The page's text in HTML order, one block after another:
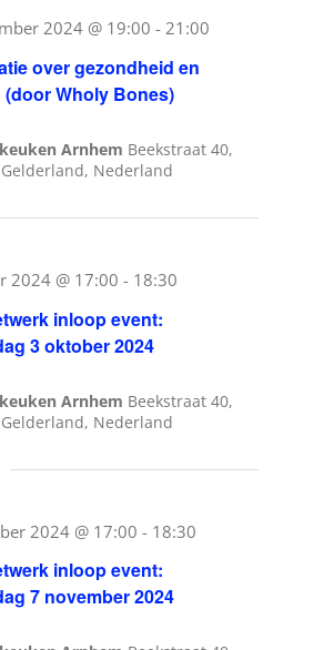
over gezondheid en
Wholy Bones)
2024 @ 19:00 -21:00
Arnhem Beekstraat 40,
Nederland
inloop event:
3 oktober 2024
2024 @ 17:00 - 18:30
Arnhem Beekstraat 40,
Nederland
inloop event:
7 november 2024
2024 @ 17:00 - 18:30